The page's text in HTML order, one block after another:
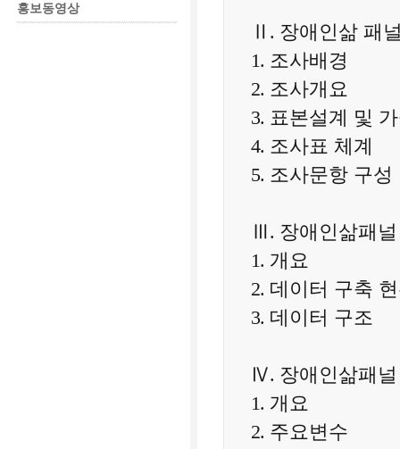
홍보동영상
Ⅱ . 장애인삶 패
1. 조사배경
2. 조사개요
3. 표본설계 및
4. 조사표 체계
5. 조사문항 구성
Ⅲ . 장애인삶패
1. 개요
2. 데이터 구축
3. 데이터 구조
Ⅳ. 장애인삶패
1. 개요
2. 주요변수